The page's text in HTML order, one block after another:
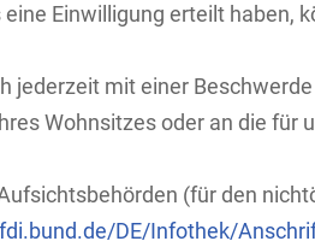
eine Einwilligung erteilt haben,
jederzeit mit einer
Wohnsitzes oder an die für
(für den
DE/Infothek/